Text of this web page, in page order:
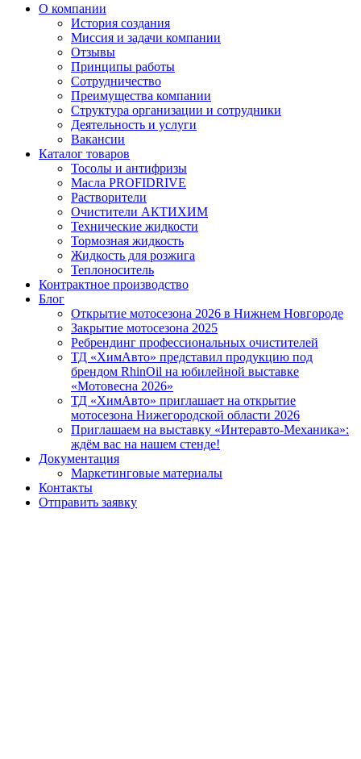
О компании
История создания
Миссия и задачи компании
Отзывы
Принципы работы
Сотрудничество
Преимущества компании
Структура организации и сотрудники
Деятельность и услуги
Вакансии
Каталог товаров
Тосолы и антифризы
Масла PROFIDRIVE
Растворители
Очистители АКТИХИМ
Технические жидкости
Тормозная жидкость
Жидкость для розжига
Теплоноситель
Контрактное производство
Блог
Открытие мотосезона 2026 в Нижнем Новгороде
Закрытие мотосезона 2025
Ребрендинг профессиональных очистителей
ТД «ХимАвто» представил продукцию под
брендом RhinOil на юбилейной выставке
«Мотовесна 2026»
ТД «ХимАвто» приглашает на открытие
мотосезона Нижегородской области 2026
Приглашаем на выставку «Интеравто-Механика»:
ждём вас на нашем стенде!
Документация
Маркетинговые материалы
Контакты
Отправить заявку